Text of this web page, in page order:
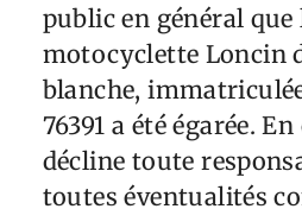
public en général que
motocyclette Loncin
blanche,
76391 a été égarée.
décline toute
toutes éventualités